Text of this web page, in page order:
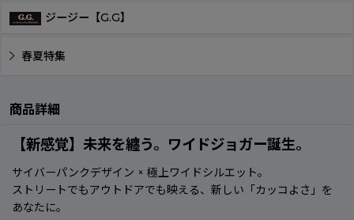
ジージー【G.G】
春夏特集
商品詳細
【新感覚】未来を纏う。ワイドジョガー誕生。
サイバーパンクデザイン × 極上ワイドシルエット。
ストリートでもアウトドアでも映える、新しい「カッコよさ」を
あなたに。